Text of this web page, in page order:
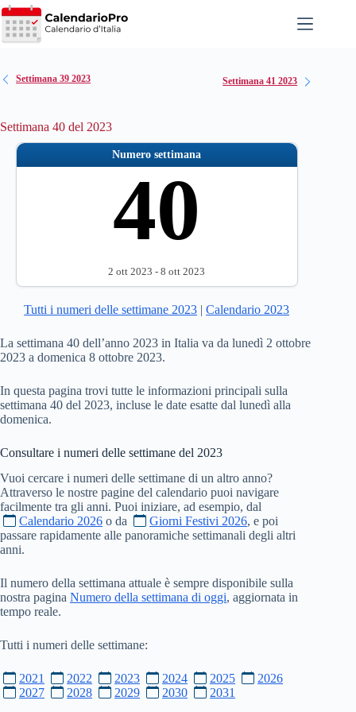
Salta
al
contenuto
Settimana 39 2023 Settimana 41 2023
Settimana 40 del 2023
Numero settimana
40
2 ott 2023 - 8 ott 2023
Tutti i numeri delle settimane 2023 |Calendario 2023
La settimana 40 dell’anno 2023 in Italia va da lunedì 2 ottobre
2023 a domenica 8 ottobre 2023.
In questa pagina trovi tutte le informazioni principali sulla
settimana 40 del 2023, incluse le date esatte dal lunedì alla
domenica.
Consultare i numeri delle settimane del 2023
Vuoi cercare i numeri delle settimane di un altro anno?
Attraverso le nostre pagine del calendario puoi navigare
facilmente tra gli anni. Puoi iniziare, ad esempio, dal
Calendario 2026 o da Giorni Festivi 2026, e poi
passare rapidamente alle panoramiche settimanali degli altri
anni.
Il numero della settimana attuale è sempre disponibile sulla
nostra pagina Numero della settimana di oggi, aggiornata in
tempo reale.
Tutti i numeri delle settimane:
2021 2022 2023 2024 2025
2026
2027
2028 2029 2030 2031